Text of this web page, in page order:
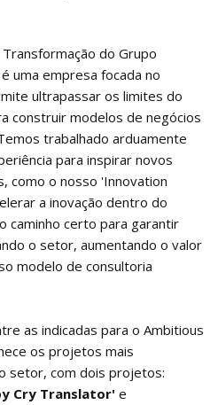
do Grupo
uma empresa focada no
ultrapassar os limites do
construir modelos de negócios
trabalhado arduamente
para inspirar novos
como o nosso 'Innovation
a inovação dentro do
caminho certo para garantir
o setor, aumentando o valor
modelo de consultoria
as indicadas para o Ambitious
os projetos mais
setor, com dois projetos:
Cry Translator' e